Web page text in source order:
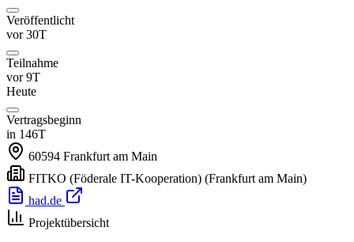
Veröffentlicht
vor 30T
Teilnahme
vor 9T
Heute
Vertragsbeginn
in 146T
60594 Frankfurt am Main
FITKO (Föderale IT-Kooperation) (Frankfurt am Main)
had.de
Projektübersicht